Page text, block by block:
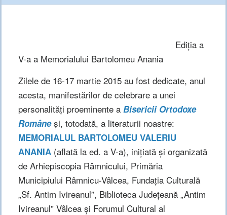
Ediţia a
V-a a Memorialului Bartolomeu Anania
Zilele de 16-17 martie 2015 au fost dedicate, anul
acesta, manifestărilor de celebrare a unei
personalităţi proeminente a Bisericii Ortodoxe
Româneşi, totodată, a literaturii noastre:
MEMORIALUL BARTOLOMEU VALERIU
ANANIA (aflată la ed. a V-a), iniţiată şi organizată
de Arhiepiscopia Râmnicului, Primăria
Municipiului Râmnicu-Vâlcea, Fundaţia Culturală
„Sf. Antim Ivireanul”, Biblioteca Judeţeană „Antim
Ivireanul” Vâlcea şi Forumul Cultural al